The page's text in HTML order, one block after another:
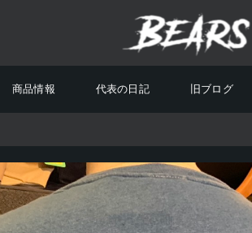
商品情報 代表の日記 旧ブログ